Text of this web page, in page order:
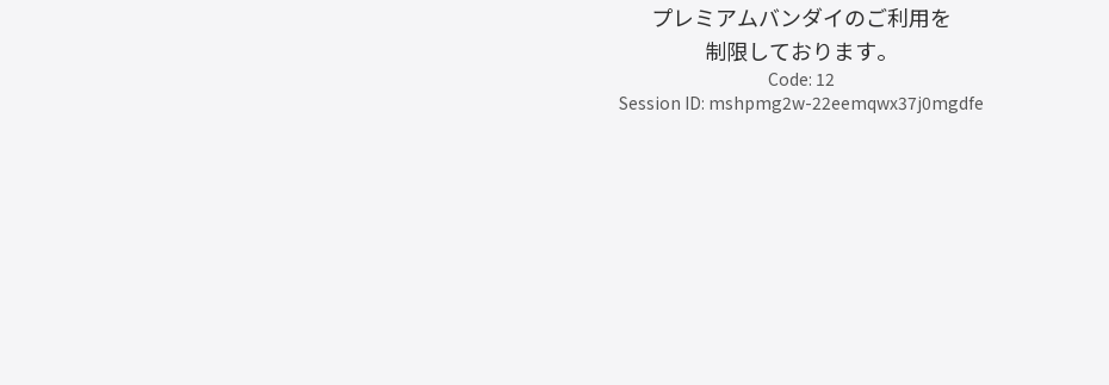
プレミアムバンダイのご利用を
制限しております。
Code: 12
Session ID: mshpmg2w-22eemqwx37j0mgdfe